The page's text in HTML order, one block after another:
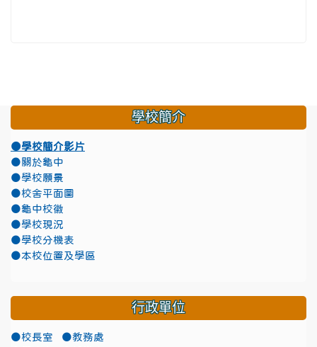
學校簡介
●學校簡介影片
●關於龜中
●學校願景
●校舍平面圖
●龜中校徽
●學校現況
●學校分機表
●本校位置及學區
行政單位
●校長室
●教務處